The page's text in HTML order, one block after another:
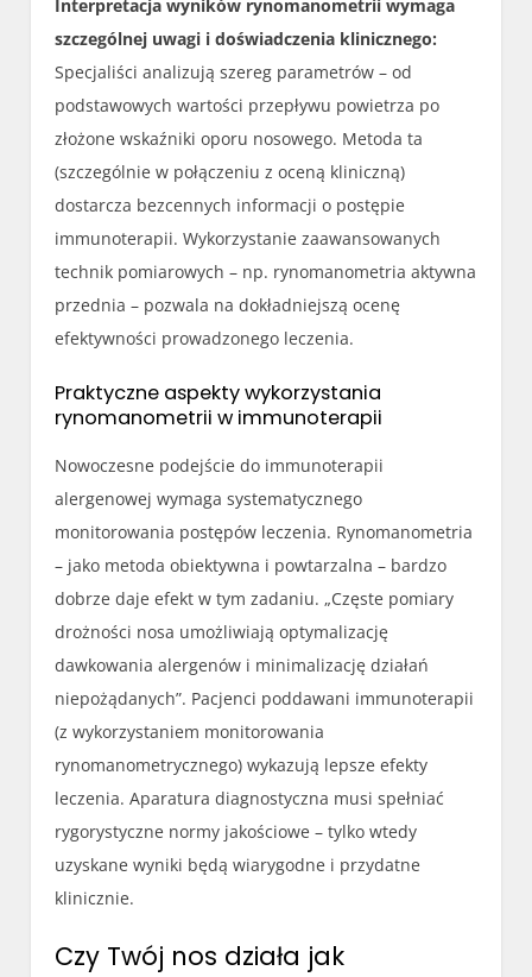
Interpretacja wyników rynomanometrii wymaga
szczególnej uwagi i doświadczenia klinicznego:
Specjaliści analizują szereg parametrów – od
podstawowych wartości przepływu powietrza po
złożone wskaźniki oporu nosowego. Metoda ta
(szczególnie w połączeniu z oceną kliniczną)
dostarcza bezcennych informacji o postępie
immunoterapii. Wykorzystanie zaawansowanych
technik pomiarowych – np. rynomanometria aktywna
przednia – pozwala na dokładniejszą ocenę
efektywności prowadzonego leczenia.
Praktyczne aspekty wykorzystania
rynomanometrii w immunoterapii
Nowoczesne podejście do immunoterapii
alergenowej wymaga systematycznego
monitorowania postępów leczenia. Rynomanometria
– jako metoda obiektywna i powtarzalna – bardzo
dobrze daje efekt w tym zadaniu. „Częste pomiary
drożności nosa umożliwiają optymalizację
dawkowania alergenów i minimalizację działań
niepożądanych”. Pacjenci poddawani immunoterapii
(z wykorzystaniem monitorowania
rynomanometrycznego) wykazują lepsze efekty
leczenia. Aparatura diagnostyczna musi spełniać
rygorystyczne normy jakościowe – tylko wtedy
uzyskane wyniki będą wiarygodne i przydatne
klinicznie.
Czy Twój nos działa jak